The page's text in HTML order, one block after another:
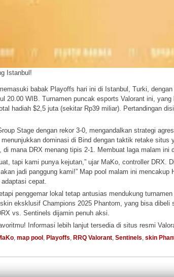
Istanbul!
babak Playoffs hari ini di Istanbul, Turki,
20.00 WIB. Turnamen puncak esports Valorant ini, yang
hadiah $2,5 juta (sekitar Rp39 miliar). Pertandingan
Stage dengan rekor 3-0, mengandalkan strategi
dominasi di Bind dengan taktik retake situs
mana DRX menang tipis 2-1. Membuat laga malam ini
tapi kami punya kejutan,” ujar MaKo, controller DRX.
jadi panggung kami!” Map pool malam ini mencakup
cepat.
penggemar lokal tetap antusias mendukung
eksklusif Champions 2025 Phantom, yang bisa dibeli
vs. Sentinels dijamin penuh aksi.
Informasi lebih lanjut tersedia di situs resmi
map pool Playoffs RRQ Valorant Sentinels skin